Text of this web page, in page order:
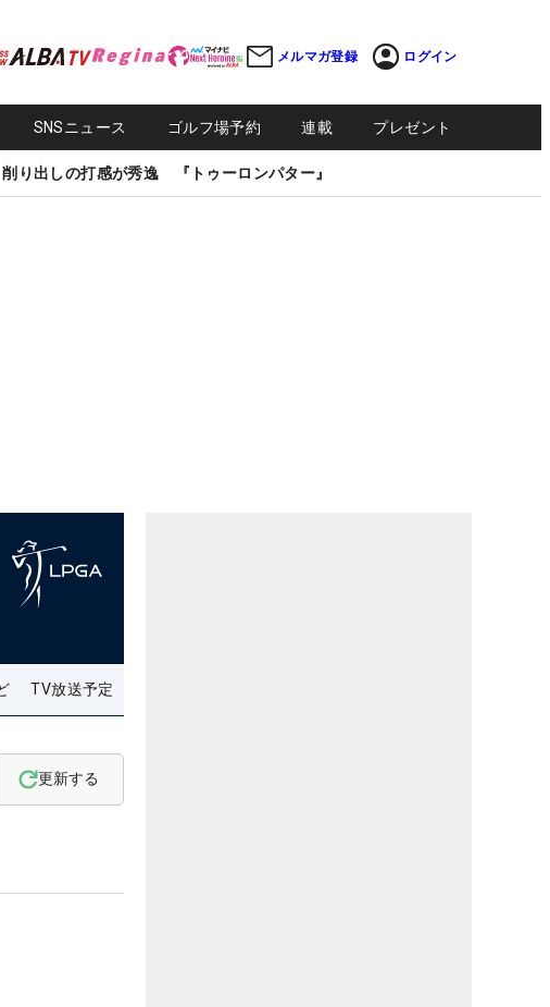
メルマガ登録 ログイン
SNSニュース ゴルフ場予約 連載 プレゼント
削り出しの打感が秀逸 『トゥーロンパター』
TV放送予定
更新する